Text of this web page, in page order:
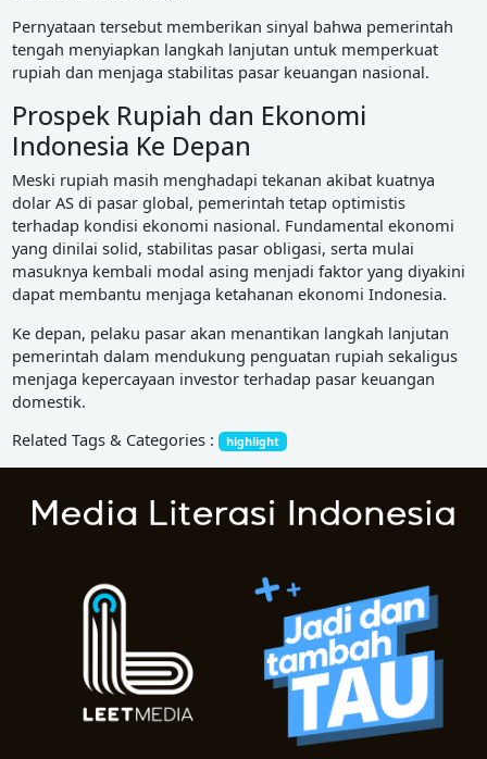
Pernyataan tersebut memberikan sinyal bahwa pemerintah
tengah menyiapkan langkah lanjutan untuk memperkuat
rupiah dan menjaga stabilitas pasar keuangan nasional.
Prospek Rupiah dan Ekonomi
Indonesia Ke Depan
Meski rupiah masih menghadapi tekanan akibat kuatnya
dolar AS di pasar global, pemerintah tetap optimistis
terhadap kondisi ekonomi nasional. Fundamental ekonomi
yang dinilai solid, stabilitas pasar obligasi, serta mulai
masuknya kembali modal asing menjadi faktor yang diyakini
dapat membantu menjaga ketahanan ekonomi Indonesia.
Ke depan, pelaku pasar akan menantikan langkah lanjutan
pemerintah dalam mendukung penguatan rupiah sekaligus
menjaga kepercayaan investor terhadap pasar keuangan
domestik.
Related Tags & Categories :
highlight